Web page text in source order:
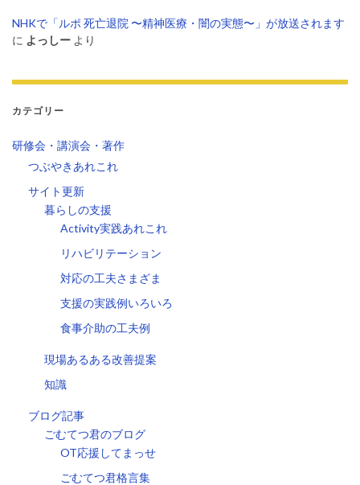
NHKで「ルポ 死亡退院 〜精神医療・闇の実態〜」が放送されます
に よっしー より
カテゴリー
研修会・講演会・著作
つぶやきあれこれ
サイト更新
暮らしの支援
Activity実践あれこれ
リハビリテーション
対応の工夫さまざま
支援の実践例いろいろ
食事介助の工夫例
現場あるある改善提案
知識
ブログ記事
ごむてつ君のブログ
OT応援してまっせ
ごむてつ君格言集